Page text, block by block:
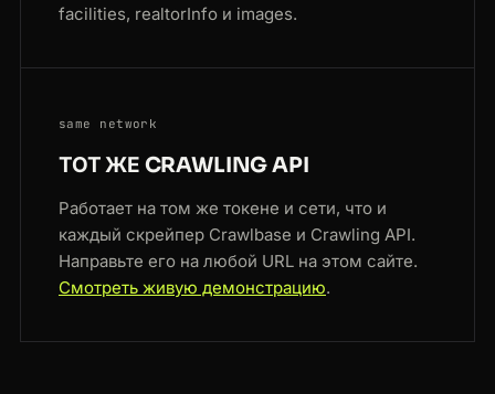
facilities, realtorInfo и images.
same network
ТОТ ЖЕ CRAWLING API
Работает на том же токене и сети, что и
каждый скрейпер Crawlbase и Crawling API.
Направьте его на любой URL на этом сайте.
Смотреть живую демонстрацию.